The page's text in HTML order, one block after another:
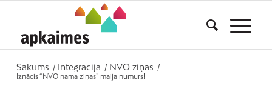
Sākums / Integrācija / NVO ziņas
/
Iznācis “NVO nama ziņas” maija numurs!